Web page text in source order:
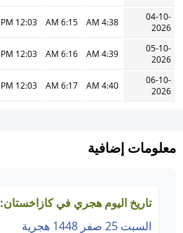
04-10-
2026
4:38 AM
6:15 AM
12:03 PM
05-10-
2026
4:39 AM
6:16 AM
12:03 PM
06-10-
2026
4:40 AM
6:17 AM
12:03 PM
معلومات إضافية
تاريخ اليوم هجري في كازاخستان:
السبت 25 صفر 1448 هجرية